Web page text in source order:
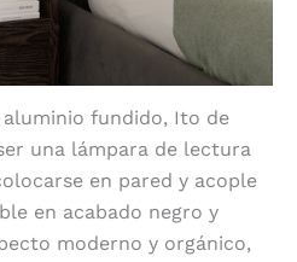
fundido, Ito de
una lámpara de lectura
en pared y acople
en acabado negro y
moderno y orgánico,